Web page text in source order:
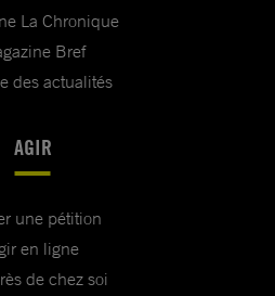
La Chronique
Bref
des actualités
AGIR
une pétition
en ligne
de chez soi